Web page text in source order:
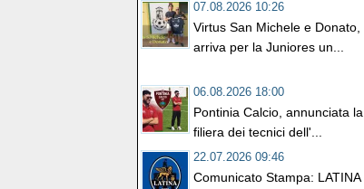
07.08.2026 10:26
Virtus San Michele e Donato,
arriva per la Juniores un...
06.08.2026 18:00
Pontinia Calcio, annunciata la
filiera dei tecnici dell'...
22.07.2026 09:46
Comunicato Stampa: LATINA